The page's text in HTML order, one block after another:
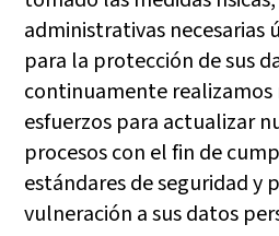
administrativas necesarias
para la protección de sus
continuamente realizamos
esfuerzos para actualizar
procesos con el fin de
estándares de seguridad y
vulneración a sus datos